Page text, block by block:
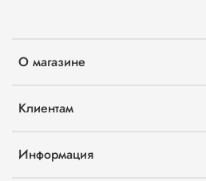
О магазине
Клиентам
Информация